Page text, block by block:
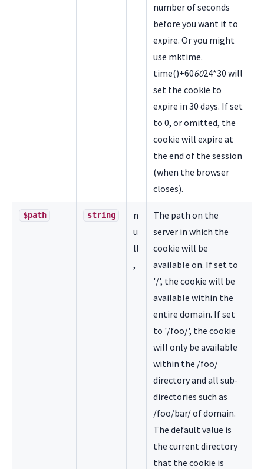
number of seconds
before you want it to
expire. Or you might
use mktime.
time()+606024*30 will
set the cookie to
expire in 30 days. If set
to 0, or omitted, the
cookie will expire at
the end of the session
(when the browser
closes).
$path string
n
u
ll
,
The path on the
server in which the
cookie will be
available on. If set to
'/', the cookie will be
available within the
entire domain. If set
to '/foo/', the cookie
will only be available
within the /foo/
directory and all sub-
directories such as
/foo/bar/ of domain.
The default value is
the current directory
that the cookie is